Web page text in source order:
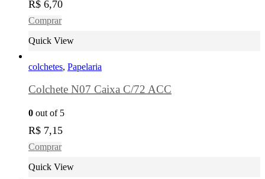
R$ 6,70
Comprar
Quick View
colchetes, Papelaria
Colchete N07 Caixa C/72 ACC
0 out of 5
R$ 7,15
Comprar
Quick View